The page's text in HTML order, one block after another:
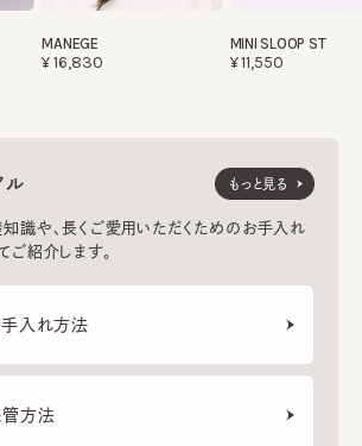
MANEGE
¥16,830
MINI SLOOP ST
¥11,550
ル
識や、長くご愛用いただくためのお手入れ
ご紹介します。
手入れ方法
方法
もっと見る